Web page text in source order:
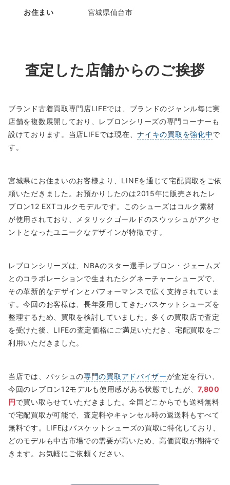
お住まい 宮城県仙台市
査定した店舗からのご挨拶
ブランド古着買取専門店LIFEでは、ブランドのジャンル毎に実
店舗を複数展開しており、レブロンシリーズの専門コーナーも
設けております。当店LIFEでは現在、ナイキの買取を強化中で
す。
宮城県にお住まいのお客様より、LINEを通じて宅配買取をご依
頼いただきました。お預かりしたのは2015年に販売されたレ
ブロン12 EXTコルクモデルです。このシューズはコルク素材
が使用されており、メタリックゴールドのスウッシュがアクセ
ントとなったユニークなデザインが特徴です。
レブロンシリーズは、NBAのスター選手レブロン・ジェームズ
とのコラボレーションで生まれたシグネーチャーシューズで、
その革新的なデザインとパフォーマンスで広く支持されていま
す。今回のお客様は、長年愛用してきたバスケットシューズを
整理するため、買取を検討していました。多くの買取店で査定
を受けた後、LIFEの査定価格にご満足いただき、宅配買取をご
利用いただきました。
当店では、バッシュの専門の買取アドバイザーが査定を行い、
今回のレブロン12モデルも使用感がある状態でしたが、7,800
円で買い取らせていただきました。全国どこからでも送料無料
で宅配買取が可能で、査定料やキャンセル時の返送料もすべて
無料です。LIFEはバスケットシューズの買取に特化しており、
どのモデルも中古市場での需要が高いため、高価買取が期待で
きます。お気軽にご依頼ください。